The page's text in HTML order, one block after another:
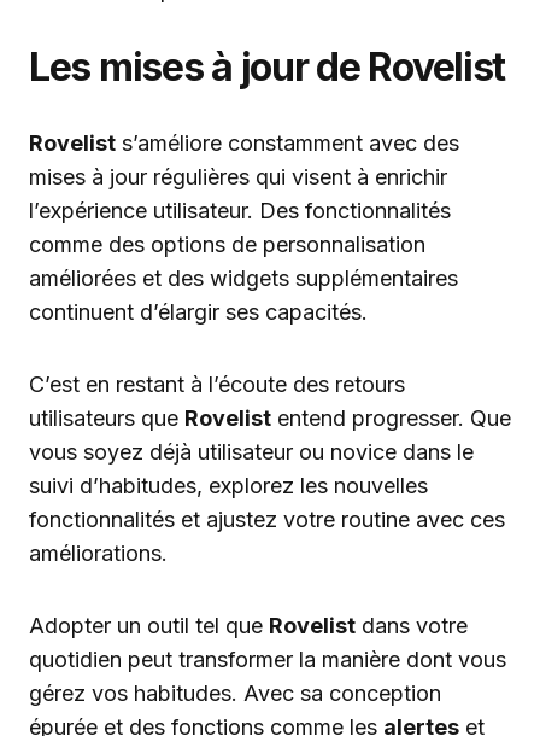
Les mises à jour de Rovelist
Rovelist s’améliore constamment avec des
mises à jour régulières qui visent à enrichir
l’expérience utilisateur. Des fonctionnalités
comme des options de personnalisation
améliorées et des widgets supplémentaires
continuent d’élargir ses capacités.
C’est en restant à l’écoute des retours
utilisateurs que Rovelist entend progresser. Que
vous soyez déjà utilisateur ou novice dans le
suivi d’habitudes, explorez les nouvelles
fonctionnalités et ajustez votre routine avec ces
améliorations.
Adopter un outil tel que Rovelist dans votre
quotidien peut transformer la manière dont vous
gérez vos habitudes. Avec sa conception
épurée et des fonctions comme les alertes et